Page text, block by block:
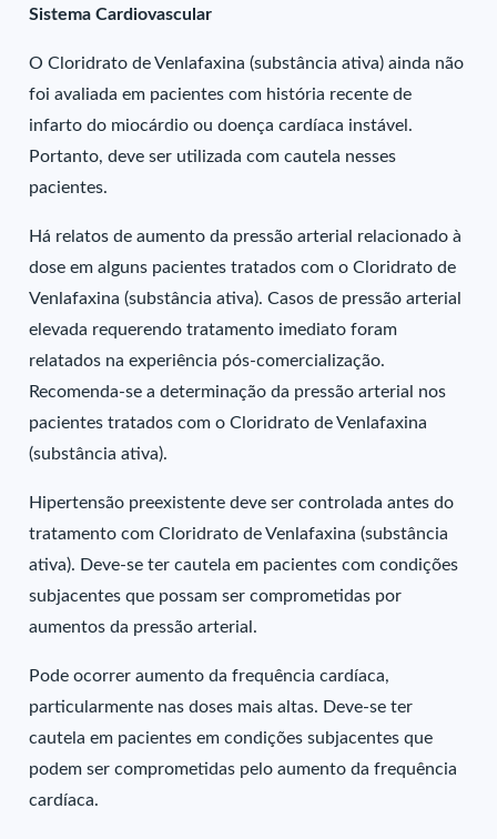
Sistema Cardiovascular
O Cloridrato de Venlafaxina (substância ativa) ainda não
foi avaliada em pacientes com história recente de
infarto do miocárdio ou doença cardíaca instável.
Portanto, deve ser utilizada com cautela nesses
pacientes.
Há relatos de aumento da pressão arterial relacionado à
dose em alguns pacientes tratados com o Cloridrato de
Venlafaxina (substância ativa). Casos de pressão arterial
elevada requerendo tratamento imediato foram
relatados na experiência pós-comercialização.
Recomenda-se a determinação da pressão arterial nos
pacientes tratados com o Cloridrato de Venlafaxina
(substância ativa).
Hipertensão preexistente deve ser controlada antes do
tratamento com Cloridrato de Venlafaxina (substância
ativa). Deve-se ter cautela em pacientes com condições
subjacentes que possam ser comprometidas por
aumentos da pressão arterial.
Pode ocorrer aumento da frequência cardíaca,
particularmente nas doses mais altas. Deve-se ter
cautela em pacientes em condições subjacentes que
podem ser comprometidas pelo aumento da frequência
cardíaca.